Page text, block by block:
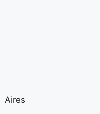
Aires